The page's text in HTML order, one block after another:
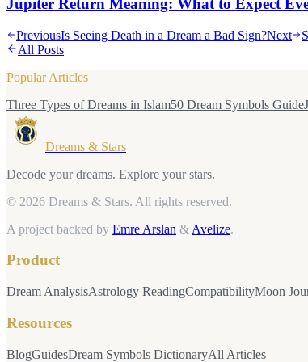
Jupiter Return Meaning: What to Expect
PreviousIs Seeing Death in a Dream a Bad Sign?Next
All Posts
Popular Articles
Three Types of Dreams in Islam50 Dream Symbols Guide
Dreams & Stars
Decode your dreams. Explore your stars.
© 2026 Dreams & Stars. All rights reserved.
A project backed by Emre Arslan & Avelize.
Product
Dream AnalysisAstrology ReadingCompatibilityMoon
Resources
BlogGuidesDream Symbols DictionaryAll Articles